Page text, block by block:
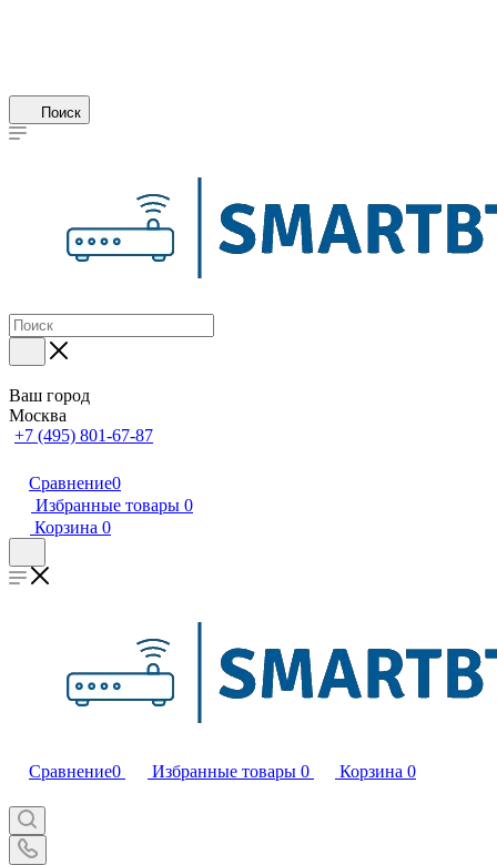
Поиск
Ваш город
Москва
+7 (495) 801-67-87
Сравнение0
Избранные товары 0
Корзина 0
Сравнение0 Избранные товары 0 Корзина 0